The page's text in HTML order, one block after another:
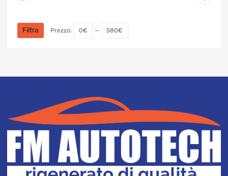
Min
Max
Filtra Prezzo: 0€ — 580€